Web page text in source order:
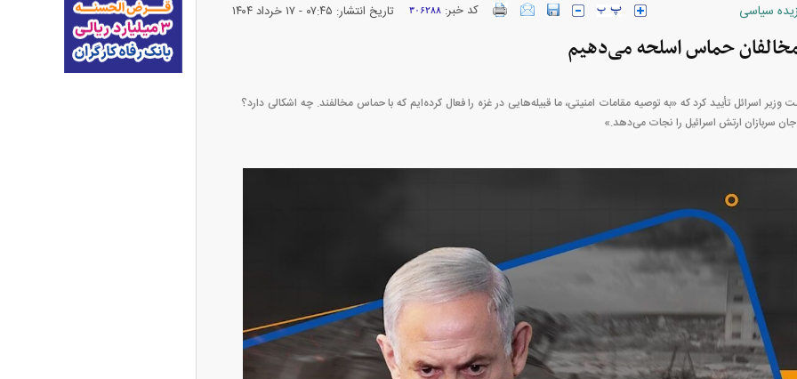
سیاسی کد خبر:۳۰۶۲۸۸ تاریخ انتشار: ۰۷:۴۵ - ۱۷ خرداد ۱۴۰۴
مخالفان حماس اسلحه می‌دهیم
وزیر اسرائل تأیید کرد که «به توصیه مقامات امنیتی، ما قبیله‌هایی در غزه را فعال کرده‌ایم که با حماس مخالفند. چه اشکالی دارد؟
سربازان ارتش اسرائیل را نجات می‌دهد.»
+ جدول
پیش‌بینی بورس امروز دوشنبه ۱۲ مرداد ماه